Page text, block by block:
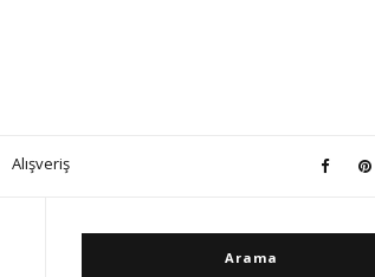
Alışveriş
Arama